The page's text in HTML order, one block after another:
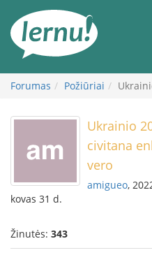
turinį
Forumas Požiūriai
Ukrainio
civitana
vero
amigueo,
kovas 31 d.
Žinutės: 343